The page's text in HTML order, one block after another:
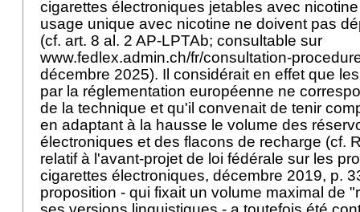
cigarettes électroniques jetables avec
usage unique avec nicotine ne doivent pas
(cf. art. 8 al. 2 AP-LPTAb; consultable sur
www.fedlex.admin.ch/fr/consultation-
décembre 2025). Il considérait en effet que
par la réglementation européenne ne
de la technique et qu'il convenait de tenir
en adaptant à la hausse le volume des
électroniques et des flacons de recharge (cf.
relatif à l'avant-projet de loi fédérale sur les
cigarettes électroniques, décembre 2019, p.
proposition - qui fixait un volume maximal de